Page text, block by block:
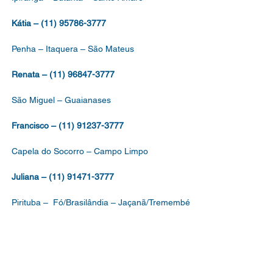
Kátia – (11) 95786-3777
Penha – Itaquera – São Mateus
Renata – (11) 96847-3777
São Miguel – Guaianases
Francisco – (11) 91237-3777
Capela do Socorro – Campo Limpo
Juliana – (11) 91471-3777
Pirituba – Fó/Brasilândia – Jaçanã/Tremembé